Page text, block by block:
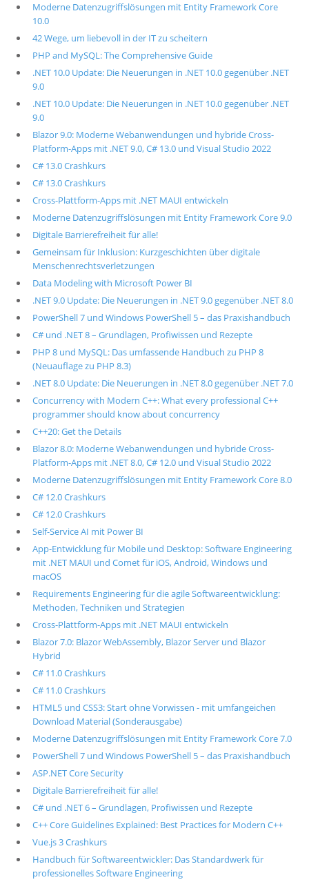
Moderne Datenzugriffslösungen mit Entity Framework Core
10.0
42 Wege, um liebevoll in der IT zu scheitern
PHP and MySQL: The Comprehensive Guide
.NET 10.0 Update: Die Neuerungen in .NET 10.0 gegenüber .NET
9.0
.NET 10.0 Update: Die Neuerungen in .NET 10.0 gegenüber .NET
9.0
Blazor 9.0: Moderne Webanwendungen und hybride Cross-
Platform-Apps mit .NET 9.0, C# 13.0 und Visual Studio 2022
C# 13.0 Crashkurs
C# 13.0 Crashkurs
Cross-Plattform-Apps mit .NET MAUI entwickeln
Moderne Datenzugriffslösungen mit Entity Framework Core 9.0
Digitale Barrierefreiheit für alle!
Gemeinsam für Inklusion: Kurzgeschichten über digitale
Menschenrechtsverletzungen
Data Modeling with Microsoft Power BI
.NET 9.0 Update: Die Neuerungen in .NET 9.0 gegenüber .NET 8.0
PowerShell 7 und Windows PowerShell 5 – das Praxishandbuch
C# und .NET 8 – Grundlagen, Profiwissen und Rezepte
PHP 8 und MySQL: Das umfassende Handbuch zu PHP 8
(Neuauflage zu PHP 8.3)
.NET 8.0 Update: Die Neuerungen in .NET 8.0 gegenüber .NET 7.0
Concurrency with Modern C++: What every professional C++
programmer should know about concurrency
C++20: Get the Details
Blazor 8.0: Moderne Webanwendungen und hybride Cross-
Platform-Apps mit .NET 8.0, C# 12.0 und Visual Studio 2022
Moderne Datenzugriffslösungen mit Entity Framework Core 8.0
C# 12.0 Crashkurs
C# 12.0 Crashkurs
Self-Service AI mit Power BI
App-Entwicklung für Mobile und Desktop: Software Engineering
mit .NET MAUI und Comet für iOS, Android, Windows und
macOS
Requirements Engineering für die agile Softwareentwicklung:
Methoden, Techniken und Strategien
Cross-Plattform-Apps mit .NET MAUI entwickeln
Blazor 7.0: Blazor WebAssembly, Blazor Server und Blazor
Hybrid
C# 11.0 Crashkurs
C# 11.0 Crashkurs
HTML5 und CSS3: Start ohne Vorwissen - mit umfangeichen
Download Material (Sonderausgabe)
Moderne Datenzugriffslösungen mit Entity Framework Core 7.0
PowerShell 7 und Windows PowerShell 5 – das Praxishandbuch
ASP.NET Core Security
Digitale Barrierefreiheit für alle!
C# und .NET 6 – Grundlagen, Profiwissen und Rezepte
C++ Core Guidelines Explained: Best Practices for Modern C++
Vue.js 3 Crashkurs
Handbuch für Softwareentwickler: Das Standardwerk für
professionelles Software Engineering